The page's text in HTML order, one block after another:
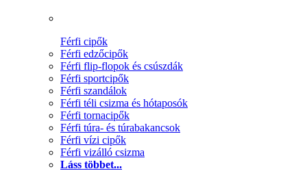
Férfi cipők
Férfi edzőcipők
Férfi flip-flopok és csúszdák
Férfi sportcipők
Férfi szandálok
Férfi téli csizma és hótaposók
Férfi tornacipők
Férfi túra- és túrabakancsok
Férfi vízi cipők
Férfi vizálló csizma
Láss többet...